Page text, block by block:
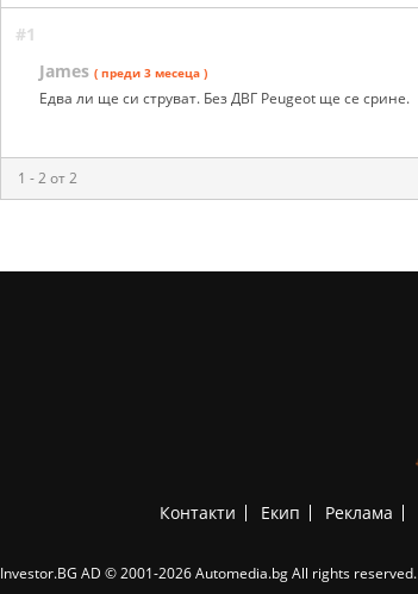
#1
James ( преди 3 месеца )
Едва ли ще си струват. Без ДВГ Peugeot ще се срине.
1 - 2 от 2
Контакти Екип Реклама
Investor.BG AD © 2001-2026 Automedia.bg All rights reserved.